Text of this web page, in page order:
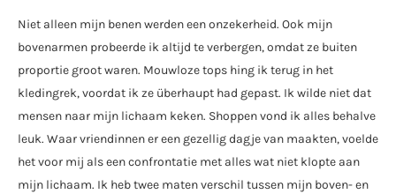
Niet alleen mijn benen werden een onzekerheid. Ook mijn
bovenarmen probeerde ik altijd te verbergen, omdat ze buiten
proportie groot waren. Mouwloze tops hing ik terug in het
kledingrek, voordat ik ze überhaupt had gepast. Ik wilde niet dat
mensen naar mijn lichaam keken. Shoppen vond ik alles behalve
leuk. Waar vriendinnen er een gezellig dagje van maakten, voelde
het voor mij als een confrontatie met alles wat niet klopte aan
mijn lichaam. Ik heb twee maten verschil tussen mijn boven- en